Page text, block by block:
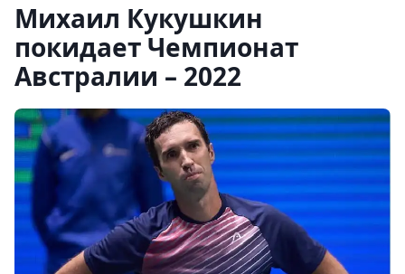
Михаил Кукушкин
покидает Чемпионат
Австралии – 2022